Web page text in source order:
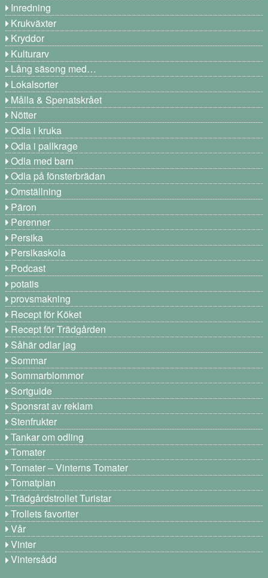
Inredning
Krukväxter
Kryddor
Kulturarv
Lång säsong med…
Lokalsorter
Målla & Spenatskrået
Nötter
Odla i kruka
Odla i pallkrage
Odla med barn
Odla på fönsterbrädan
Omställning
Päron
Perenner
Persika
Persikaskola
Podcast
potatis
provsmakning
Recept för Köket
Recept för Trädgården
Såhär odlar jag
Sommar
Sommarblommor
Sortguide
Sponsrat av reklam
Stenfrukter
Tankar om odling
Tomater
Tomater – Vinterns Tomater
Tomatplan
Trädgårdstrollet Turistar
Trollets favoriter
Vår
Vinter
Vintersådd